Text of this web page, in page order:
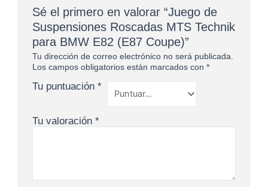
Sé el primero en valorar “Juego de
Suspensiones Roscadas MTS Technik
para BMW E82 (E87 Coupe)”
Tu dirección de correo electrónico no será publicada.
Los campos obligatorios están marcados con*
Tu puntuación*
Tu valoración*